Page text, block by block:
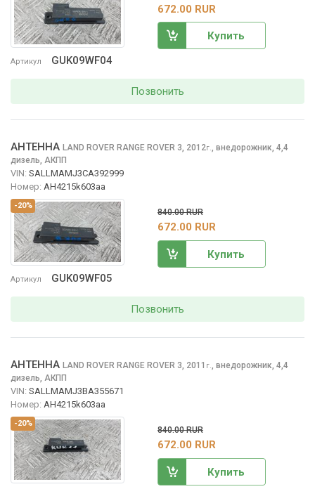
Артикул GUK09WF04
672.00 RUR
Купить
Позвонить
-20%
Артикул GUK09WF05
АНТЕННА LAND ROVER RANGE ROVER 3, 2012г., внедорожник, 4,4
дизель, АКПП
VIN: SALLMAMJ3CA392999
Номер: AH4215k603aa
840.00 RUR
672.00 RUR
Купить
Позвонить
-20%
АНТЕННА LAND ROVER RANGE ROVER 3, 2011 г., внедорожник, 4,4
дизель, АКПП
VIN: SALLMAMJ3BA355671
Номер: AH4215k603aa
840.00 RUR
672.00 RUR
Купить